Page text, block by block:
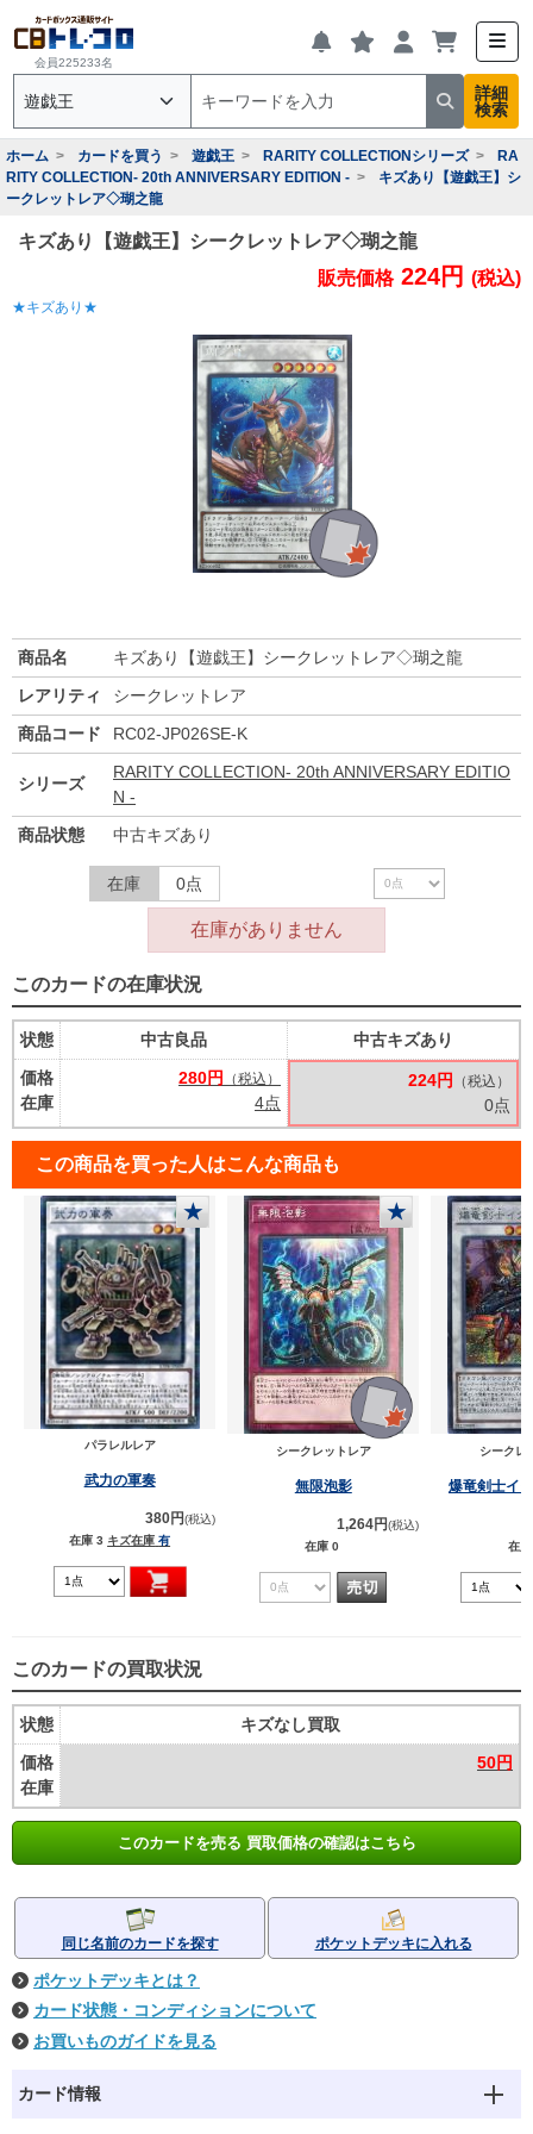
会員225233名
詳細
検索
ホーム カードを買う 遊戯王 RARITY COLLECTIONシリーズ
RA
RITY COLLECTION- 20th ANNIVERSARY EDITION -
キズあり【遊戯王】シ
ークレットレア◇瑚之龍
キズあり【遊戯王】シークレットレア◇瑚之龍
★キズあり★
販売価格 224円 (税込)
商品名
キズあり【遊戯王】シークレットレア◇瑚之龍
レアリティ
シークレットレア
商品コード
RC02-JP026SE-K
シリーズ
RARITY COLLECTION- 20th ANNIVERSARY EDITIO
N -
商品状態
中古キズあり
在庫 0点
在庫がありません
このカードの在庫状況
状態
価格
在庫
中古良品
280円
（税込）
4点
中古キズあり
224円 （税込）
0点
この商品を買った人はこんな商品も
★
パラレルレア
武力の軍奏
380円(税込)
在庫 3 キズ在庫 有
★
シークレットレア
無限泡影
1,264円(税込)
在庫 0
シークレ
爆竜剣士イ
在
このカードの買取状況
状態
価格
在庫
キズなし買取
50円
このカードを売る 買取価格の確認はこちら
同じ名前のカードを探す ポケットデッキに入れる
ポケットデッキとは？
カード状態・コンディションについて
お買いものガイドを見る
カード情報